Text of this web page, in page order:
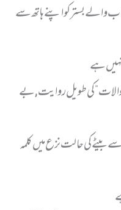
والے بستر کو اپنے ہاتھ سے
ہے
بدو کے حضور ﷺ سے 24 سوالات” کی طویل روایت, بے
سے بیٹے کی حالت نزع میں کلمہ